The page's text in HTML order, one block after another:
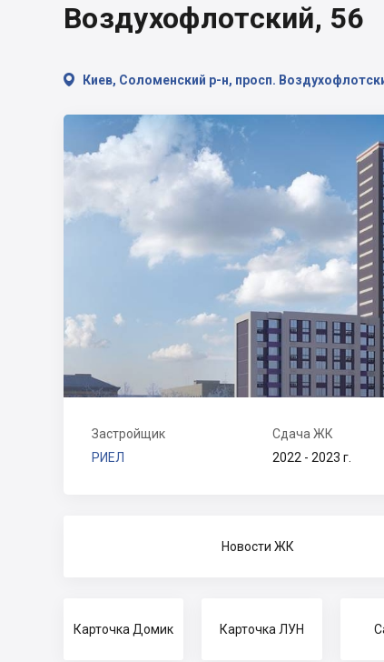
Воздухофлотский, 56
 Киев, Соломенский р-н, просп.
Застройщик
РИЕЛ
Сдача ЖК
2022 - 2023 г.
Новости ЖК
Карточка Домик Карточка ЛУН